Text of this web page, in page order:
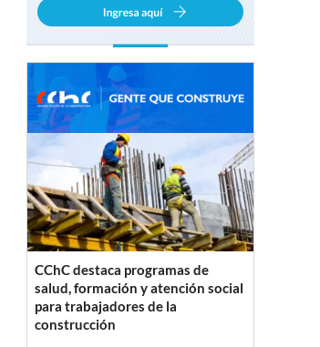
CChC destaca programas de
salud, formación y atención social
para trabajadores de la
construcción